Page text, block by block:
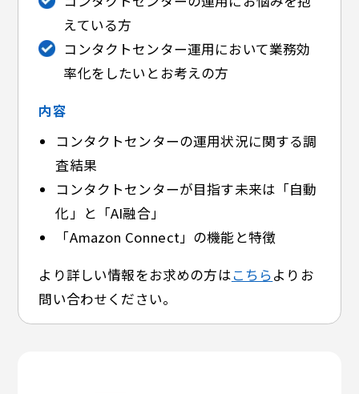
えている方
コンタクトセンター運用において業務効
率化をしたいとお考えの方
内容
コンタクトセンターの運用状況に関する調
査結果
コンタクトセンターが目指す未来は「自動
化」と「AI融合」
「Amazon Connect」の機能と特徴
より詳しい情報をお求めの方はこちらよりお
問い合わせください。